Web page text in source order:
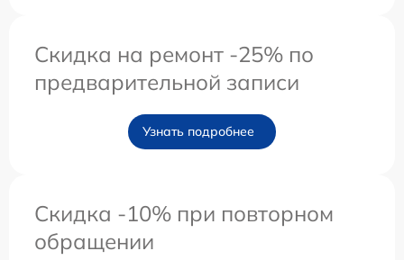
Скидка на ремонт -25% по
предварительной записи
Узнать подробнее
Скидка -10% при повторном
обращении